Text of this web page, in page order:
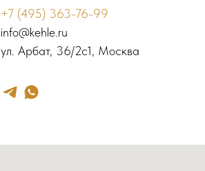
+7 (495) 363-76-99
info@kehle.ru
ул. Арбат, 36/2с1, Москва